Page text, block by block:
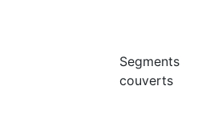
Segments
couverts